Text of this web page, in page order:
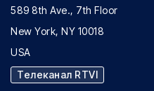
589 8th Ave., 7th Floor
New York, NY 10018
USA
Телеканал RTVI